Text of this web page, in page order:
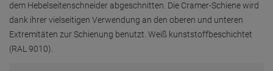
dem Hebelseitenschneider abgeschnitten. Die Cramer-Schiene wird
dank ihrer vielseitigen Verwendung an den oberen und unteren
Extremitäten zur Schienung benutzt. Weiß kunststoffbeschichtet
(RAL 9010).